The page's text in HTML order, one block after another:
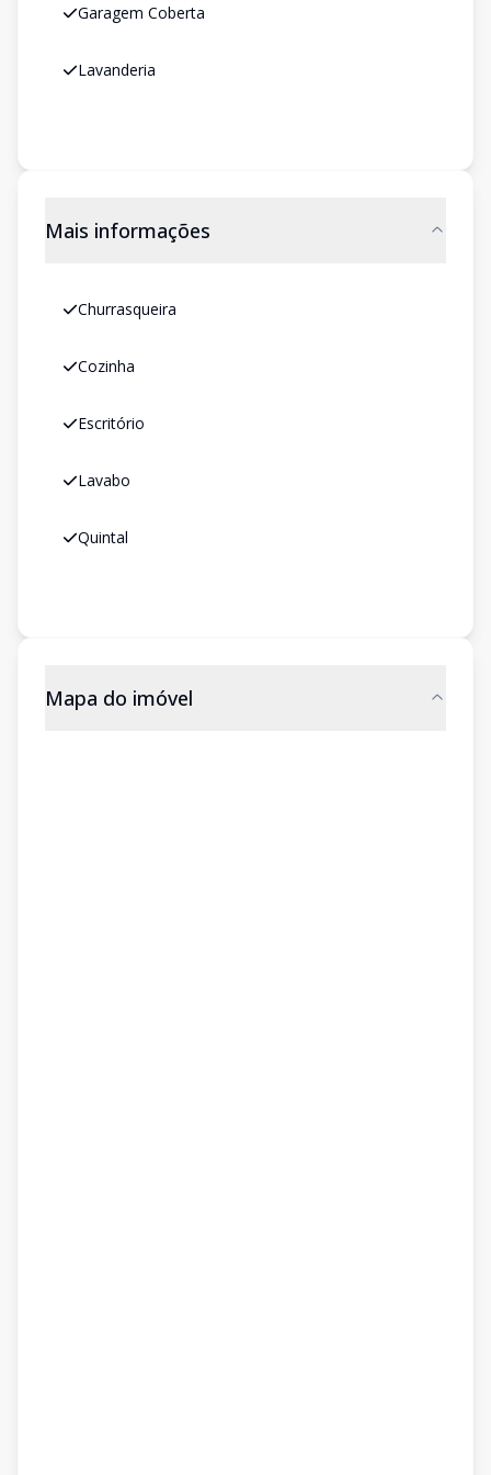
Garagem Coberta
Lavanderia
Mais informações
Churrasqueira
Cozinha
Escritório
Lavabo
Quintal
Mapa do imóvel